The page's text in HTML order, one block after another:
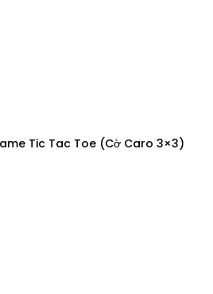
Tic Tac Toe (Cờ Caro 3×3)